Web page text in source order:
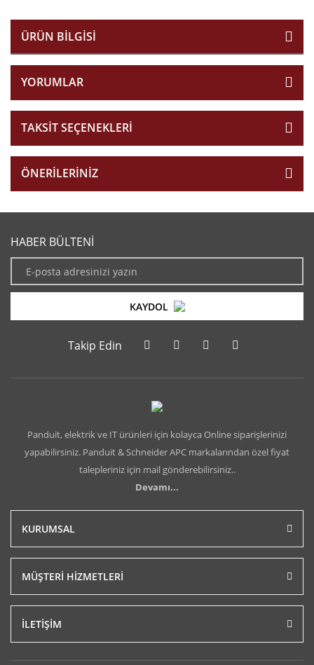
ÜRÜN BILGISI
YORUMLAR
TAKSIT SEÇENEKLERI
ÖNERILERINIZ
HABER BÜLTENİ
KAYDOL
Takip Edin
Panduit, elektrik ve IT ürünleri için kolayca Online siparişlerinizi
yapabilirsiniz. Panduit & Schneider APC markalarından özel fiyat
talepleriniz için mail gönderebilirsiniz..
Devamı...
KURUMSAL
MÜŞTERİ HİZMETLERİ
İLETİŞİM